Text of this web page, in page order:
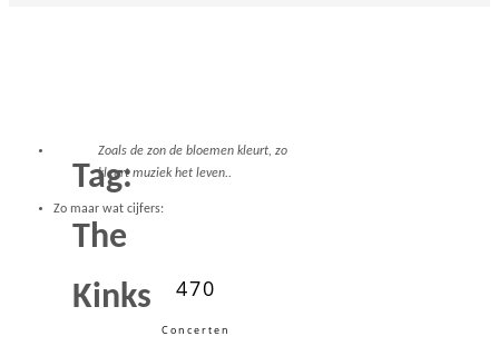
Tag:
The
Kinks
Zoals de zon de bloemen kleurt, zo
kleurt muziek het leven..
Zo maar wat cijfers:
470
Concerten